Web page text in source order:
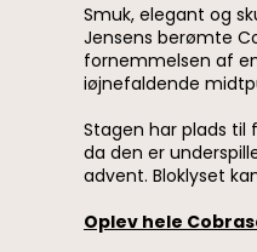
Smuk, elegant og
Jensens berømte
fornemmelsen af
iøjnefaldende
Stagen har plads til
da den er
advent. Bloklyset
Oplev hele